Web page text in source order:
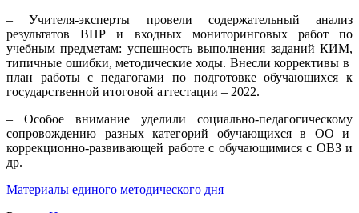
– Учителя-эксперты провели содержательный анализ
результатов ВПР и входных мониторинговых работ по
учебным предметам: успешность выполнения заданий КИМ,
типичные ошибки, методические ходы. Внесли коррективы в
план работы с педагогами по подготовке обучающихся к
государственной итоговой аттестации – 2022.
– Особое внимание уделили социально-педагогическому
сопровождению разных категорий обучающихся в ОО и
коррекционно-развивающей работе с обучающимися с ОВЗ и
др.
Материалы единого методического дня